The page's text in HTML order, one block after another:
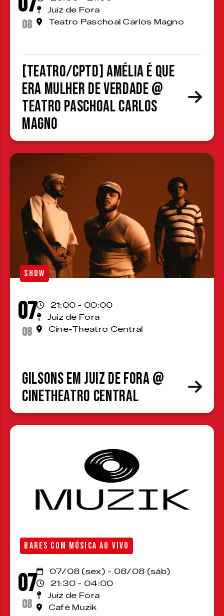
08
Juiz de Fora
Teatro Paschoal Carlos Magno
[TEATRO/CPTD] Amélia é que
era mulher de verdade @
Teatro Paschoal Carlos
Magno
SHOW
07
08
21:00 - 00:00
Juiz de Fora
Cine-Theatro Central
Gilsons em Juiz de Fora @
CineTheatro Central
BARES COM MÚSICA AO VIVO
07
08
07/08 (sex) - 08/08 (sáb)
21:30 - 04:00
Juiz de Fora
Café Muzik